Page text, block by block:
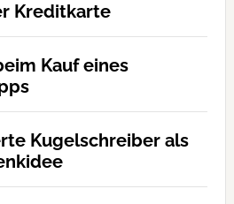
Kreditkarte
Kauf eines
Kugelschreiber als